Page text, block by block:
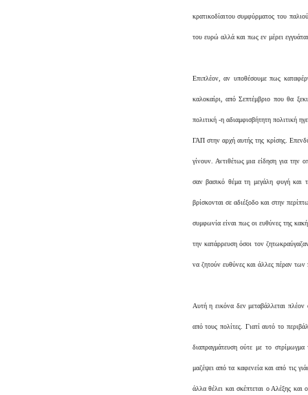
κρατικοδίαιτου συμφύρματος του
του ευρώ αλλά και πως εν μέρει
Επιπλέον, αν υποθέσουμε πως
καλοκαίρι, από Σεπτέμβριο που θα
πολιτική -η αδιαμφισβήτητη πολιτική
ΓΑΠ στην αρχή αυτής της κρίσης.
γίνουν. Αντιθέτως μια είδηση για την
σαν βασικό θέμα τη μεγάλη φυγή και
βρίσκονται σε αδιέξοδο και στην
συμφωνία είναι πως οι ευθύνες της
την κατάρρευση όσοι τον
να ζητούν ευθύνες και άλλες πέραν των
Αυτή η εικόνα δεν μεταβάλλεται πλέον
από τους πολίτες. Γιατί αυτό το
διαπραγμάτευση ούτε με το
μαζέψει από τα καφενεία και από τις
άλλα θέλει και σκέπτεται ο Αλέξης